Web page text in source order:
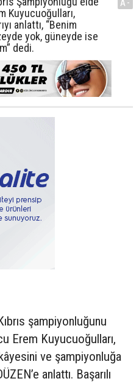
Kuyucuoğulları,
anlattı, “Benim
yok, güneyde ise
dedi.
A-
şampiyonluğunu
Erem Kuyucuoğulları,
ve şampiyonluğa
anlattı. Başarılı